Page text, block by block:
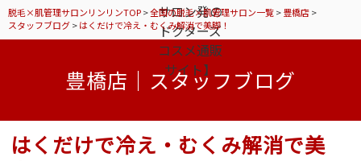
脱毛×肌管理サロンリンリンTOP>全国の脱毛×肌管理サロン一覧>豊橋店>
スタッフブログ>はくだけで冷え・むくみ解消で美脚！
豊橋店｜スタッフブログ
はくだけで冷え・むくみ解消で美